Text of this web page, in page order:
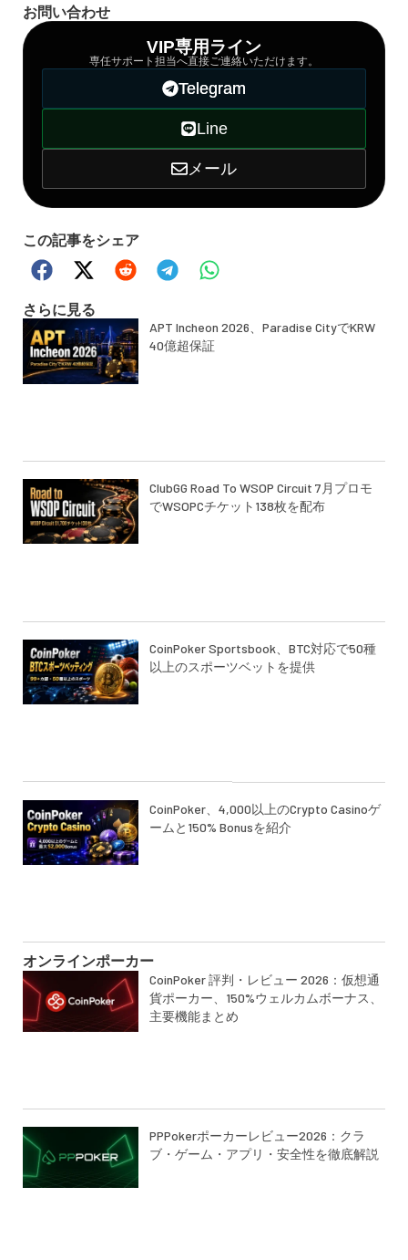
お問い合わせ
VIP専用ライン
専任サポート担当へ直接ご連絡いただけます。
Telegram
Line
メール
この記事をシェア
さらに見る
APT Incheon 2026、Paradise CityでKRW
40億超保証
ClubGG Road To WSOP Circuit 7月プロモ
でWSOPCチケット138枚を配布
CoinPoker Sportsbook、BTC対応で50種
以上のスポーツベットを提供
CoinPoker、4,000以上のCrypto Casinoゲ
ームと150% Bonusを紹介
オンラインポーカー
CoinPoker 評判・レビュー 2026：仮想通
貨ポーカー、150%ウェルカムボーナス、
主要機能まとめ
PPPokerポーカーレビュー2026：クラ
ブ・ゲーム・アプリ・安全性を徹底解説